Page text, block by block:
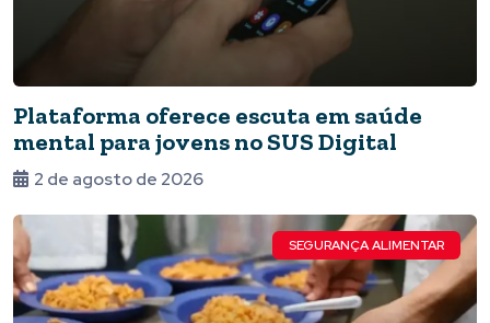
Plataforma oferece escuta em saúde
mental para jovens no SUS Digital
2 de agosto de 2026
SEGURANÇA ALIMENTAR